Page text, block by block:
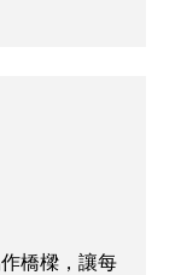
橋樑，讓每